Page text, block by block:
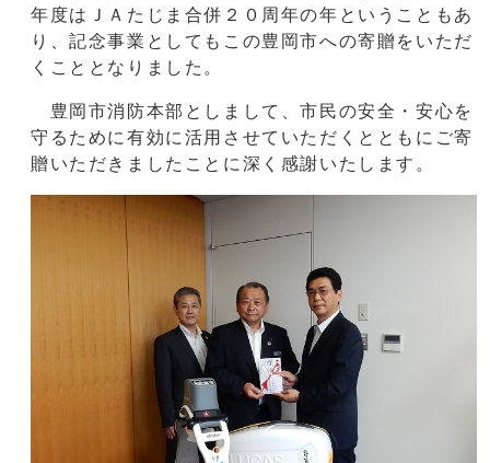
年度はＪＡたじま合併２０周年の年ということもあ
り、記念事業としてもこの豊岡市への寄贈をいただ
くこととなりました。
豊岡市消防本部としまして、市民の安全・安心を
守るために有効に活用させていただくとともにご寄
贈いただきましたことに深く感謝いたします。